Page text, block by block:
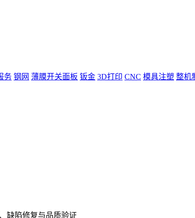
务 钢网 薄膜开关面板 钣金 3D打印 CNC 模具注塑 整机
缺陷修复与品质验证